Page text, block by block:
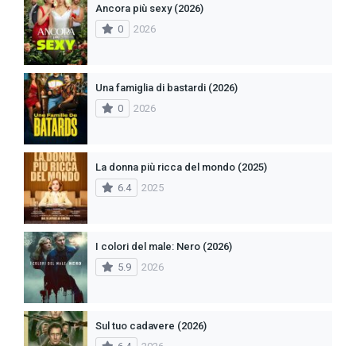
Ancora più sexy (2026)
0
2026
Una famiglia di bastardi (2026)
0
2026
La donna più ricca del mondo (2025)
6.4
2025
I colori del male: Nero (2026)
5.9
2026
Sul tuo cadavere (2026)